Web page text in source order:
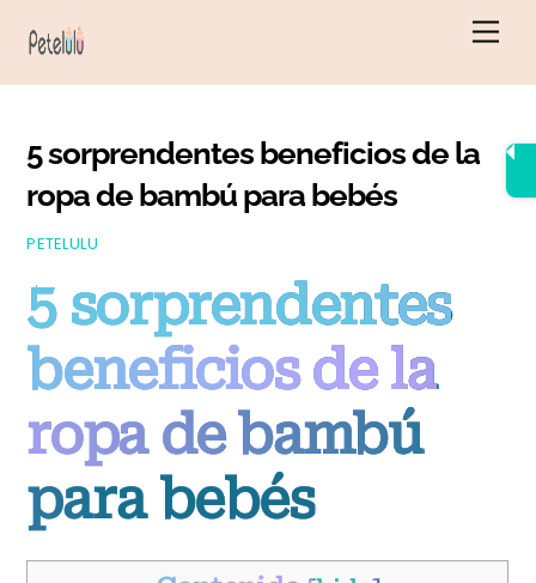
5 sorprendentes beneficios de la
ropa de bambú para bebés
PETELULU
5 sorprendentes
beneficios de la
ropa de bambú
para bebés